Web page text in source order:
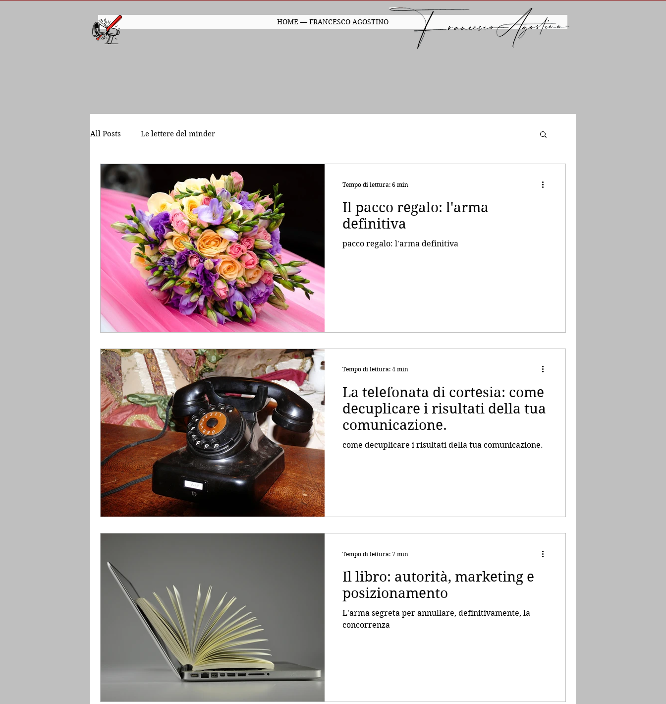
HOME — FRANCESCO AGOSTINO
All Posts Le lettere del minder
Il pacco regalo: l'arma
definitiva
pacco regalo: l'arma definitiva
Tempo di lettura: 6 min
La telefonata di cortesia: come
decuplicare i risultati della tua
comunicazione.
come decuplicare i risultati della tua comunicazione.
Tempo di lettura: 4 min
Il libro: autorità, marketing e
posizionamento
L'arma segreta per annullare, definitivamente, la
concorrenza
Tempo di lettura: 7 min